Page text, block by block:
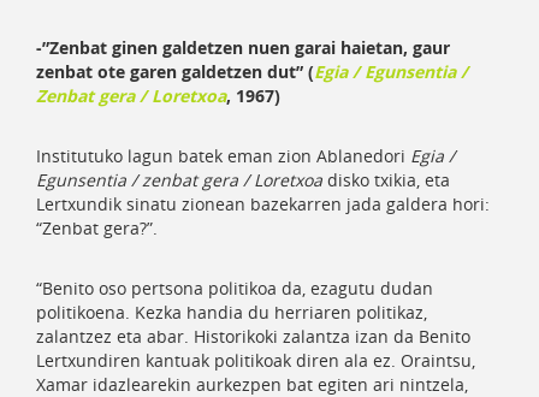
-”Zenbat ginen galdetzen nuen garai haietan, gaur
zenbat ote garen galdetzen dut” (Egia / Egunsentia /
Zenbat gera / Loretxoa, 1967)
Institutuko lagun batek eman zion Ablanedori Egia /
Egunsentia / zenbat gera / Loretxoa disko txikia, eta
Lertxundik sinatu zionean bazekarren jada galdera hori:
“Zenbat gera?”.
“Benito oso pertsona politikoa da, ezagutu dudan
politikoena. Kezka handia du herriaren politikaz,
zalantzez eta abar. Historikoki zalantza izan da Benito
Lertxundiren kantuak politikoak diren ala ez. Oraintsu,
Xamar idazlearekin aurkezpen bat egiten ari nintzela,